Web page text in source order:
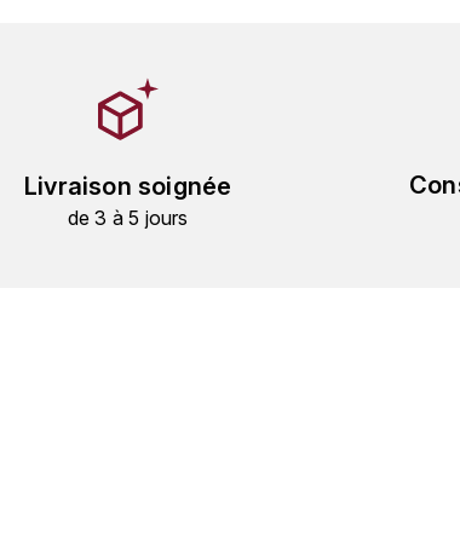
Livraison soignée
de 3 à 5 jours